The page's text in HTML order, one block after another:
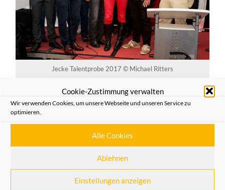
Cookie-Zustimmung verwalten
Wir verwenden Cookies, um unsere Webseite und unseren Service zu
optimieren.
Alle Cookies
Ablehnen
Einstellungen anzeigen
Jecke Talentprobe 2017 © Michael Ritters
Jecke Talentprobe ist
Riesenerfolg: Kölsche Paninis
und Fidele Novesier gewinnen
den Wettbewerb
Draußen stürmt es, drinnen in der Trafostation geht der